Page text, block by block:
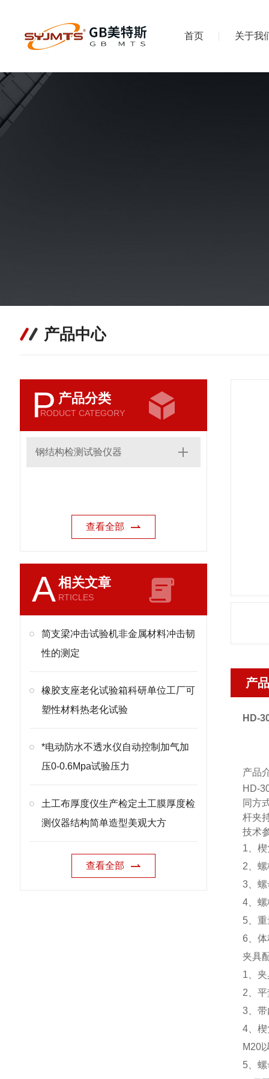
首页 关于我
产品中心
P 产品分类
RODUCT CATEGORY
钢结构检测试验仪器
查看全部
A相关文章
RTICLES
简支梁冲击试验机非金属材料冲击韧
性的测定
橡胶支座老化试验箱科研单位工厂可
塑性材料热老化试验
*电动防水不透水仪自动控制加气加
压0-0.6Mpa试验压力
土工布厚度仪生产检定土工膜厚度检
测仪器结构简单造型美观大方
查看全部
产
HD-
产品
HD-
同方
杆夹
技术
1 、
2 、
3 、
4 、
5 、
6 、
夹具
1 、
2 、
3 、
4 、
M20
5 、